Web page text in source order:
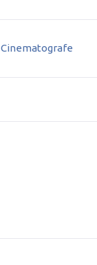
Cinematografe